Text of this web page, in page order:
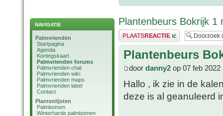
NAVIGATIE
Palmvrienden
Startpagina
Agenda
Kortingskaart
Palmvrienden forums
Palmvrienden chat
Palmvrienden wiki
Palmvrienden maps
Palmvrienden label
Contact
Plantenlijsten
Palmbomen
Winterharde palmbomen
Plantenbeurs Bokrijk 1
Plaats een reactie
Plantenbeurs
door danny2 op 07 feb 2022
Hallo , ik zie in de
deze is al geanuleerd